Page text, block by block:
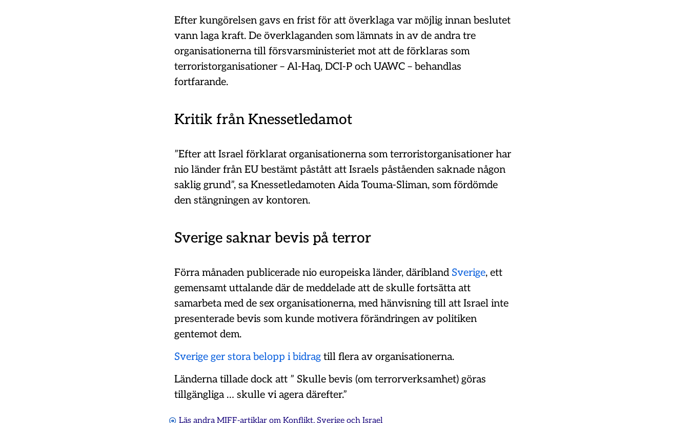
Efter kungörelsen gavs en frist för att överklaga var möjlig innan beslutet
vann laga kraft. De överklaganden som lämnats in av de andra tre
organisationerna till försvarsministeriet mot att de förklaras som
terroristorganisationer – Al-Haq, DCI-P och UAWC – behandlas
fortfarande.
Kritik från Knessetledamot
”Efter att Israel förklarat organisationerna som terroristorganisationer har
nio länder från EU bestämt påstått att Israels påståenden saknade någon
saklig grund”, sa Knessetledamoten Aida Touma-Sliman, som fördömde
den stängningen av kontoren.
Sverige saknar bevis på terror
Förra månaden publicerade nio europeiska länder, däribland Sverige, ett
gemensamt uttalande där de meddelade att de skulle fortsätta att
samarbeta med de sex organisationerna, med hänvisning till att Israel inte
presenterade bevis som kunde motivera förändringen av politiken
gentemot dem.
Sverige ger stora belopp i bidrag till flera av organisationerna.
Länderna tillade dock att ” Skulle bevis (om terrorverksamhet) göras
tillgängliga … skulle vi agera därefter.”
Läs andra MIFF-artiklar om Konflikt, Sverige och Israel